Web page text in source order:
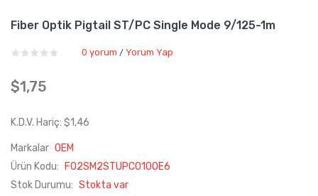
Fiber Optik Pigtail ST/PC Single Mode 9/125-1m
0 yorum / Yorum Yap
$1,75
K.D.V. Hariç: $1,46
Markalar OEM
Ürün Kodu:
F02SM2STUPC010OE6
Stok Durumu: Stokta var